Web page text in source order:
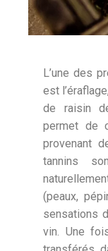
L’une des
est
de raisin
permet de
provenant
tannins
(peaux,
sensations
vin. Une